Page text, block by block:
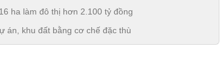
ha làm đô thị hơn 2.100 tỷ đồng
án, khu đất bằng cơ chế đặc thù